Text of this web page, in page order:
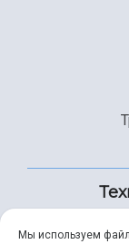
Мы используем